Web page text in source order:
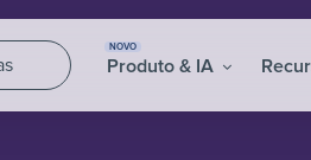
NOVO
Produto & IA